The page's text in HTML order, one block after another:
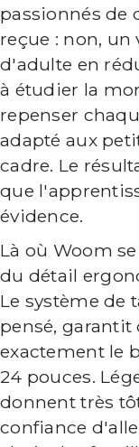
passionnés de
reçue : non, un
d'adulte en
à étudier la
repenser
adapté aux
cadre. Le
que
évidence.
Là où Woom
du détail
Le système de
pensé, garantit
exactement le
24 pouces.
donnent très
confiance